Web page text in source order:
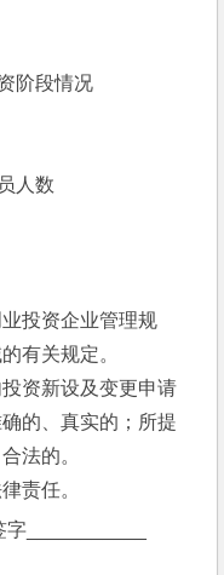
阶段情况
人数
投资企业管理规
有关规定。
资新设及变更申请
的、真实的；所提
法的。
责任。
___________